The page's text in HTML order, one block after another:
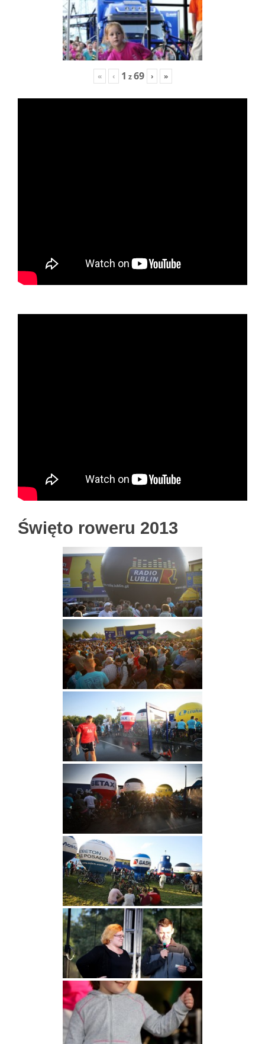
« ‹ 1 z69 › »
Święto roweru 2013